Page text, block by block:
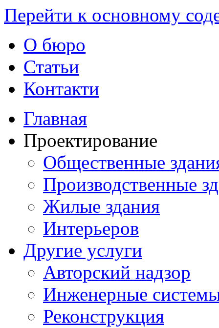
Перейти к основному
О бюро
Статьи
Контакти
Главная
Проектирование
Общественные
Производственные
Жилые здания
Интерьеров
Другие услуги
Авторский надзор
Инженерные
Реконструкция